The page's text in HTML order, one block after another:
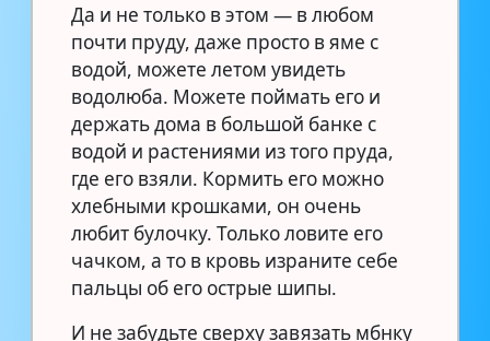
Да и не только в этом — в любом
почти пруду, даже просто в яме с
водой, можете летом увидеть
водолюба. Можете поймать его и
держать дома в большой банке с
водой и растениями из того пруда,
где его взяли. Кормить его можно
хлебными крошками, он очень
любит булочку. Только ловите его
чачком, а то в кровь израните себе
пальцы об его острые шипы.
И не забудьте сверху завязать мбнку